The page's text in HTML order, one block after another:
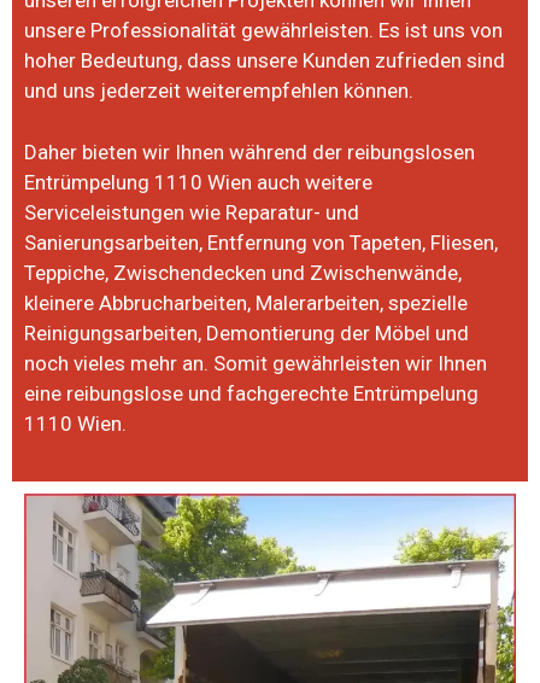
unsere Professionalität gewährleisten. Es ist uns von
hoher Bedeutung, dass unsere Kunden zufrieden sind
und uns jederzeit weiterempfehlen können.
Daher bieten wir Ihnen während der reibungslosen
Entrümpelung 1110 Wien auch weitere
Serviceleistungen wie Reparatur- und
Sanierungsarbeiten, Entfernung von Tapeten, Fliesen,
Teppiche, Zwischendecken und Zwischenwände,
kleinere Abbrucharbeiten, Malerarbeiten, spezielle
Reinigungsarbeiten, Demontierung der Möbel und
noch vieles mehr an. Somit gewährleisten wir Ihnen
eine reibungslose und fachgerechte Entrümpelung
1110 Wien.